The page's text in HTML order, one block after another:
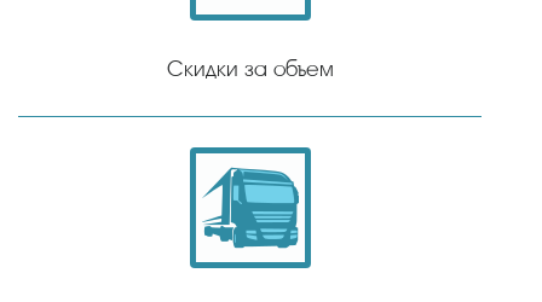
Скидки за объем